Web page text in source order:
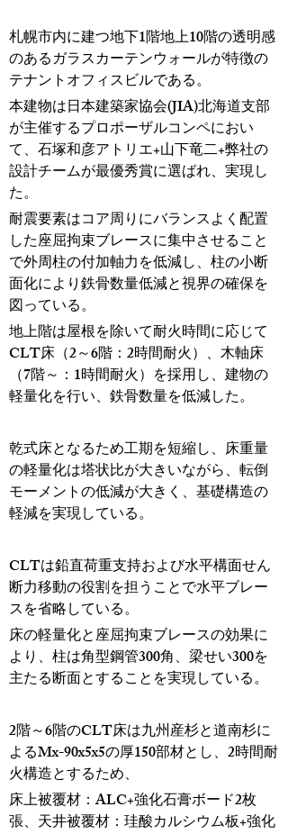
札幌市内に建つ地下1階地上10階の透明感
のあるガラスカーテンウォールが特徴の
テナントオフィスビルである。
本建物は日本建築家協会(JIA)北海道支部
が主催するプロポーザルコンペにおい
て、石塚和彦アトリエ+山下竜二+弊社の
設計チームが最優秀賞に選ばれ、実現し
た。
耐震要素はコア周りにバランスよく配置
した座屈拘束ブレースに集中させること
で外周柱の付加軸力を低減し、柱の小断
面化により鉄骨数量低減と視界の確保を
図っている。
地上階は屋根を除いて耐火時間に応じて
CLT床（2～6階：2時間耐火）、木軸床
（7階～：1時間耐火）を採用し、建物の
軽量化を行い、鉄骨数量を低減した。
乾式床となるため工期を短縮し、床重量
の軽量化は塔状比が大きいながら、転倒
モーメントの低減が大きく、基礎構造の
軽減を実現している。
CLTは鉛直荷重支持および水平構面せん
断力移動の役割を担うことで水平ブレー
スを省略している。
床の軽量化と座屈拘束ブレースの効果に
より、柱は角型鋼管300角、梁せい300を
主たる断面とすることを実現している。
2階～6階のCLT床は九州産杉と道南杉に
よるMx-90x5x5の厚150部材とし、2時間耐
火構造とするため、
床上被覆材：ALC+強化石膏ボード2枚
張、天井被覆材：珪酸カルシウム板+強化